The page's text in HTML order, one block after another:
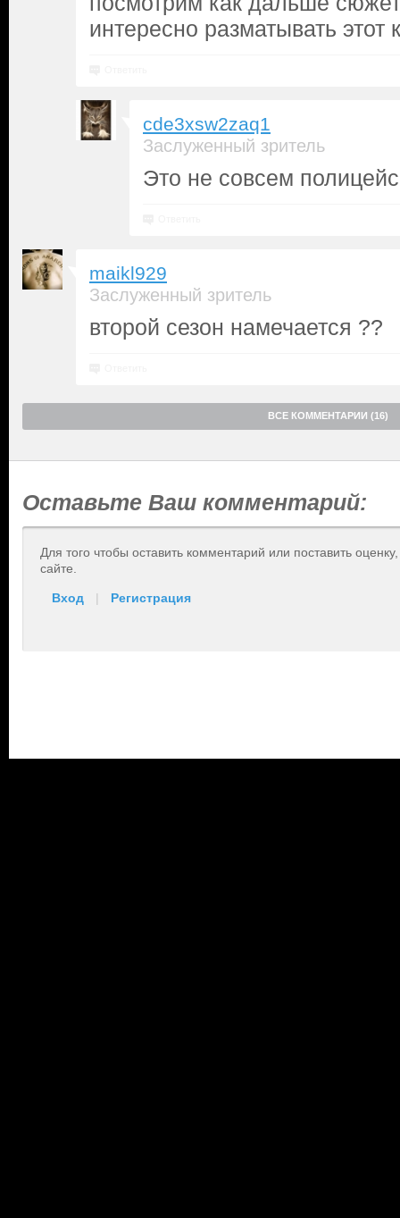
интересно разматывать этот
cde3xsw2zaq1
Заслуженный зритель
Это не совсем
maikl929
Заслуженный зритель
второй сезон намечается ??
ВСЕ КОММЕНТАРИИ (16)
Оставьте Ваш комментарий:
Для того чтобы оставить комментарий или поставить
сайте.
Вход | Регистрация